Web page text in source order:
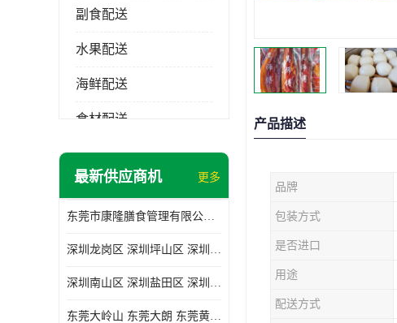
副食配送
水果配送
海鲜配送
食材配送
最新供应商机 更多
东莞市康隆膳食管理有限公司主要经营蔬菜配送 东莞食堂承包 光明蔬菜配送 深圳市食堂承包 深圳市蔬菜配送等业务 欢迎咨询了解
深圳龙岗区 深圳坪山区 深圳光明区 深圳龙华区
深圳南山区 深圳盐田区 深圳福田区 深圳罗湖区 深圳龙岗区
东莞大岭山 东莞大朗 东莞黄江 东莞樟木头 蔬菜配送
产品描述
品牌
包装方式
是否进口
用途
配送方式